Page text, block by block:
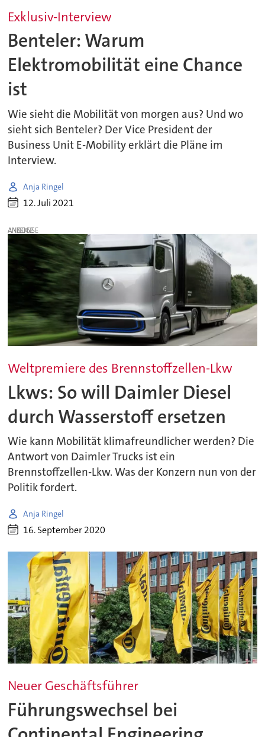
Exklusiv-Interview
Benteler: Warum
Elektromobilität eine Chance
ist
Wie sieht die Mobilität von morgen aus? Und wo
sieht sich Benteler? Der Vice President der
Business Unit E-Mobility erklärt die Pläne im
Interview.
Anja Ringel
12. Juli 2021
ANZEIGE
Weltpremiere des Brennstoffzellen-Lkw
Lkws: So will Daimler Diesel
durch Wasserstoff ersetzen
Wie kann Mobilität klimafreundlicher werden? Die
Antwort von Daimler Trucks ist ein
Brennstoffzellen-Lkw. Was der Konzern nun von der
Politik fordert.
Anja Ringel
16. September 2020
Neuer Geschäftsführer
Führungswechsel bei